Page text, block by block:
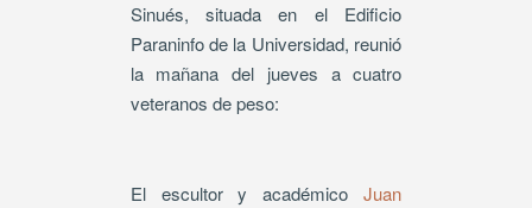
Sinués, situada en el Edificio
Paraninfo de la Universidad, reunió
la mañana del jueves a cuatro
veteranos de peso:
El escultor y académicoJuan